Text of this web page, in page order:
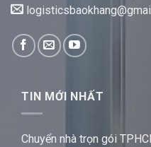
TIN MỚI NHẤT
Chuyển nhà trọn gói